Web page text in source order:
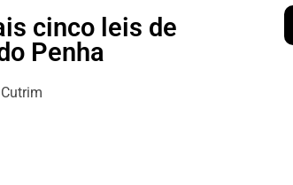
cinco leis de
Penha